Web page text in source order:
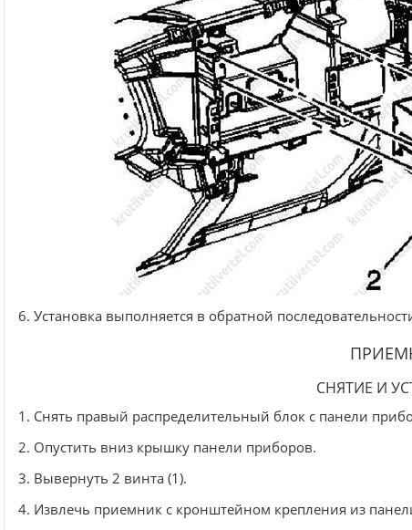
6. Установка выполняется в обратной
СНЯТИЕ И
1. Снять правый распределительный блок с панели
2. Опустить вниз крышку панели приборов.
3. Вывернуть 2 винта (1).
4. Извлечь приемник с кронштейном крепления из